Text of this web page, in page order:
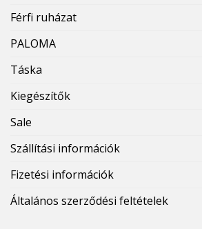
Férfi ruházat
PALOMA
Táska
Kiegészítők
Sale
Szállítási információk
Fizetési információk
Általános szerződési feltételek